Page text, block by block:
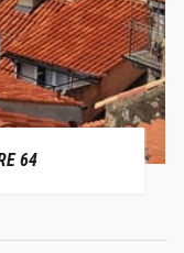
64